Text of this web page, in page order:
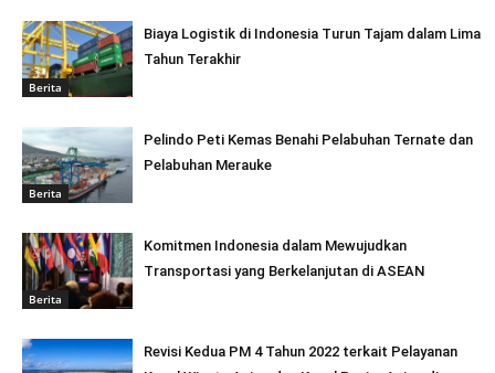
Berita
Biaya Logistik di Indonesia Turun Tajam dalam Lima
Tahun Terakhir
Berita
Pelindo Peti Kemas Benahi Pelabuhan Ternate dan
Pelabuhan Merauke
Berita
Komitmen Indonesia dalam Mewujudkan
Transportasi yang Berkelanjutan di ASEAN
Revisi Kedua PM 4 Tahun 2022 terkait Pelayanan